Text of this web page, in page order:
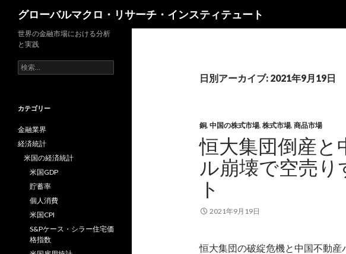
グローバルマクロ・リサーチ・インスティテュート
日別アーカイブ: 2021年9月19日
銅, 中国の株式市場, 株式市場, 商品市場
恒大集団倒産と
ル崩壊で空売り
ト
2021年9月19日
恒大集団の破綻危機と中国不動
世界の金融市場における分析
と実践
検
索:
カテゴリー
金融業界
経済統計
米国の経済統計
米国GDP
貯蓄率
個人消費
米国CPI
S&Pケース・シラー住宅価
格指数